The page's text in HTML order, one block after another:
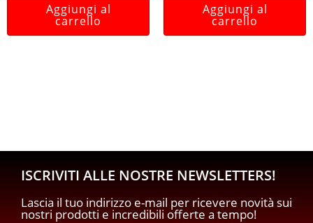
Aggiungi al
carrello
Aggiungi al
carrello
ISCRIVITI ALLE NOSTRE NEWSLETTERS!
Lascia il tuo indirizzo e-mail per ricevere novità sui
nostri prodotti e incredibili offerte a tempo!